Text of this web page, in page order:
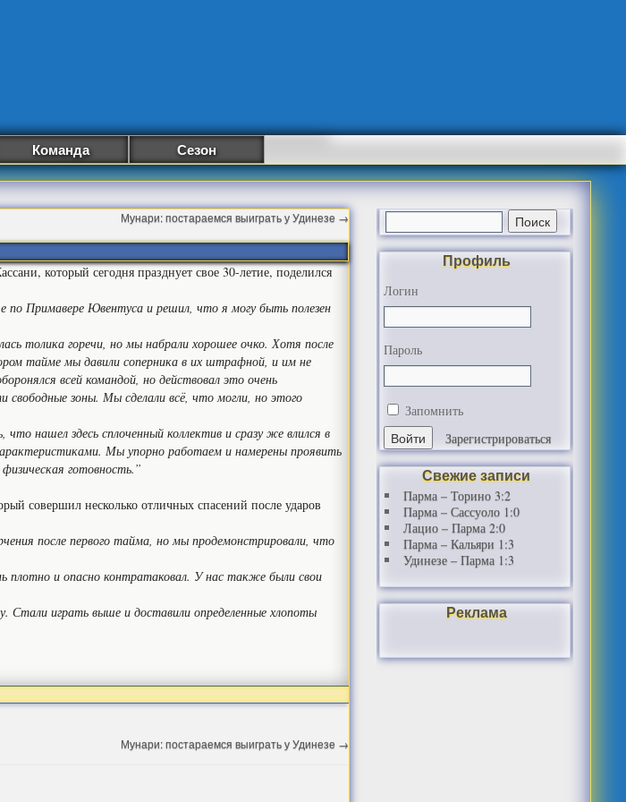
Команда Сезон
Мунари: постараемся выиграть у Удинезе →
который сегодня празднует свое 30-летие, поделился
Примавере Ювентуса и решил, что я могу быть полезен
толика горечи, но мы набрали хорошее очко. Хотя после
тайме мы давили соперника в их штрафной, и им не
всей командой, но действовал это очень
свободные зоны. Мы сделали всё, что могли, но этого
что нашел здесь сплоченный коллектив и сразу же влился в
Мы упорно работаем и намерены проявить
готовность.”
совершил несколько отличных спасений после ударов
после первого тайма, но мы продемонстрировали, что
плотно и опасно контратаковал. У нас также были свои
Стали играть выше и доставили определенные хлопоты
Мунари: постараемся выиграть у Удинезе →
Профиль
Логин
Пароль
Запомнить
Зарегистрироваться
Свежие записи
Парма – Торино 3:2
Парма – Сассуоло 1:0
Лацио – Парма 2:0
Парма – Кальяри 1:3
Удинезе – Парма 1:3
Реклама